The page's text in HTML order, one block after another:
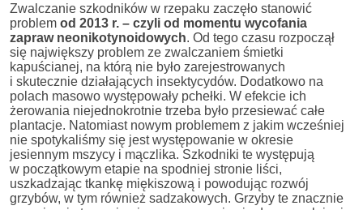
Zwalczanie szkodników w rzepaku zaczęło stanowić
problem od 2013 r. – czyli od momentu wycofania
zapraw neonikotynoidowych. Od tego czasu rozpoczął
się największy problem ze zwalczaniem śmietki
kapuścianej, na którą nie było zarejestrowanych
i skutecznie działających insektycydów. Dodatkowo na
polach masowo występowały pchełki. W efekcie ich
żerowania niejednokrotnie trzeba było przesiewać całe
plantacje. Natomiast nowym problemem z jakim wcześniej
nie spotykaliśmy się jest występowanie w okresie
jesiennym mszycy i mączlika. Szkodniki te występują
w początkowym etapie na spodniej stronie liści,
uszkadzając tkankę miękiszową i powodując rozwój
grzybów, w tym również sadzakowych. Grzyby te znacznie